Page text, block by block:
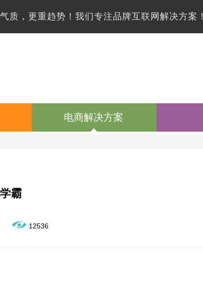
质，更重趋势！我们专注品牌互联网解决方案！
电商解决方案
霸
12536